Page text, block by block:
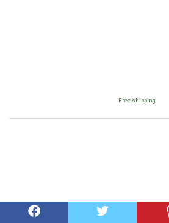
Free shipping